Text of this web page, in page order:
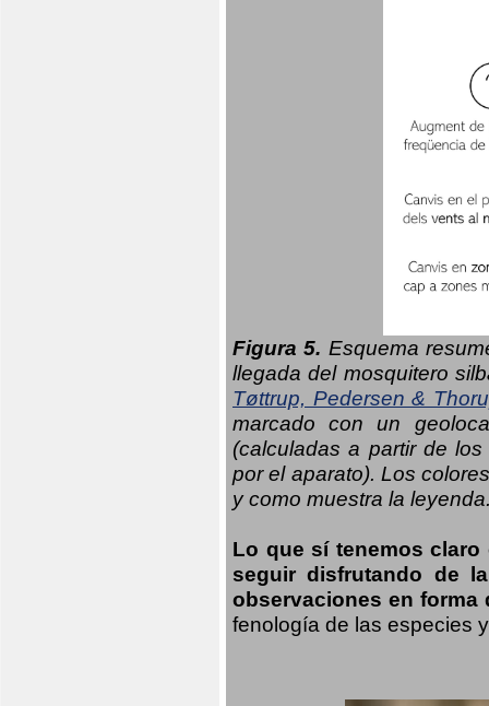
Figura 5. Esquema
llegada del mosquitero
Tøttrup, Pedersen &
marcado con un
(calculadas a partir de
por el aparato). Los
y como muestra la
Lo que sí tenemos
seguir disfrutando de
observaciones en forma
fenología de las especies